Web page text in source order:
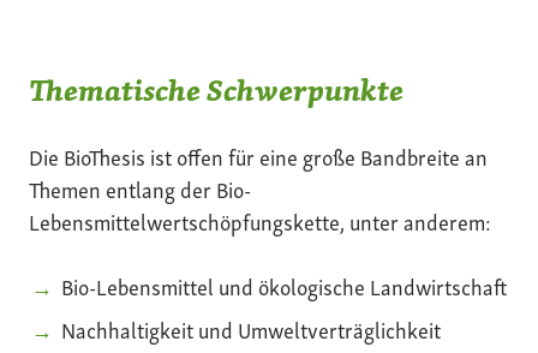
Thematische Schwerpunkte
Die BioThesis ist offen für eine große Bandbreite an
Themen entlang der Bio-
Lebensmittelwertschöpfungskette, unter anderem:
Bio-Lebensmittel und ökologische Landwirtschaft
Nachhaltigkeit und Umweltverträglichkeit